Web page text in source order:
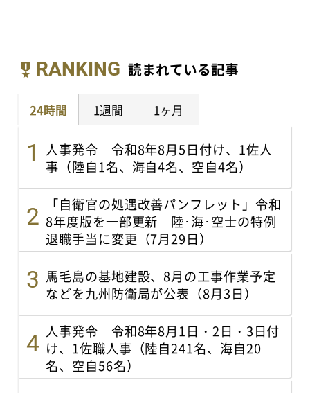
RANKING 読まれている記事
24時間 1週間 1ヶ月
人事発令 令和8年8月5日付け、1佐人
事（陸自1名、海自4名、空自4名）
「自衛官の処遇改善パンフレット」令和
8年度版を一部更新 陸･海･空士の特例
退職手当に変更（7月29日）
馬毛島の基地建設、8月の工事作業予定
などを九州防衛局が公表（8月3日）
人事発令 令和8年8月1日・2日・3日付
け、1佐職人事（陸自241名、海自20
名、空自56名）